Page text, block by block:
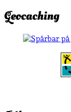
Geocaching